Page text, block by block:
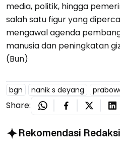
media, politik, hingga
salah satu figur yang
mengawal agenda
manusia dan peningkatan
(Bun)
bgn nanik s deyang
Share:
Rekomendasi Redaksi